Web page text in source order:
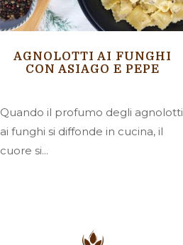
AGNOLOTTI AI FUNGHI
CON ASIAGO E PEPE
Quando il profumo degli agnolotti
ai funghi si diffonde in cucina, il
cuore si...